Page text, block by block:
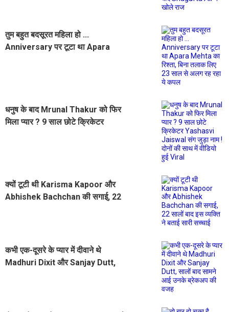
तुम बहुत बदसूरत महिला हो ...
Anniversary पर टूटा था Apara
धनुष के बाद Mrunal Thakur को फिर
मिला प्यार ? 9 साल छोटे क्रिकेटर
क्यों टूटी थी Karisma Kapoor और
Abhishek Bachchan की सगाई, 22
कभी एक-दूसरे के प्यार में दीवाने थे
Madhuri Dixit और Sanjay Dutt,